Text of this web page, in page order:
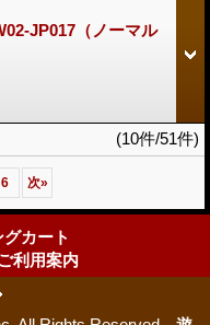
JP017（ノーマル
(10件/51件)
6 次»
カート
利用案内